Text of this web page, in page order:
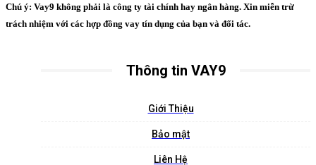
Chú ý: Vay9 không phải là công ty tài chính hay ngân hàng. Xin miễn trừ
trách nhiệm với các hợp đồng vay tín dụng của bạn và đối tác.
Thông tin VAY9
Giới Thiệu
Bảo mật
Liên Hệ